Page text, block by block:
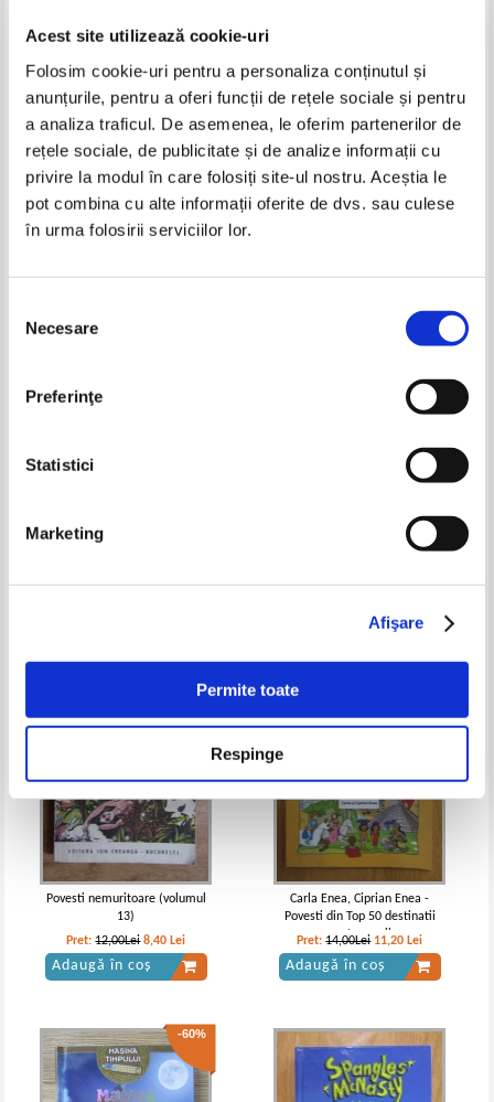
Acest site utilizează cookie-uri
Folosim cookie-uri pentru a personaliza conținutul și
anunțurile, pentru a oferi funcții de rețele sociale și pentru
a analiza traficul. De asemenea, le oferim partenerilor de
rețele sociale, de publicitate și de analize informații cu
privire la modul în care folosiți site-ul nostru. Aceștia le
pot combina cu alte informații oferite de dvs. sau culese
în urma folosirii serviciilor lor.
consimțământului
Necesare
Preferinţe
Statistici
Marketing
Afişare
Permite toate
Respinge
Johanna Spyri - Heidi
Pret:12,00 Lei
Adaugă în coș
Christine Kugler - Descopera apa
Pret:17,00Lei 13,60 Lei
Niculae Tache - Sapte albe ca
-30%
Povesti nemuritoare (volumul
13)
Pret:12,00Lei 8,40 Lei
Adaugă în coș
-20%
Carla Enea, Ciprian Enea -
Povesti din Top 50 destinatii
pentru copii
Pret:14,00Lei 11,20 Lei
Adaugă în coș
-60%